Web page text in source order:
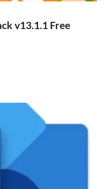
v13.1.1 Free